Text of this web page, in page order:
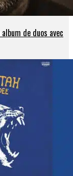
de duos avec